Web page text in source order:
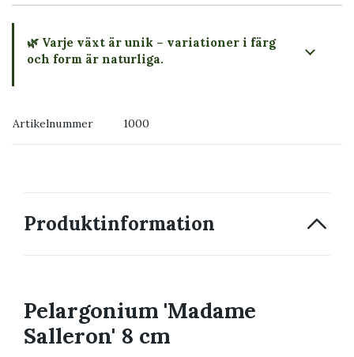
🌿 Varje växt är unik – variationer i färg
och form är naturliga.
Artikelnummer 1000
Produktinformation
Pelargonium 'Madame
Salleron' 8 cm